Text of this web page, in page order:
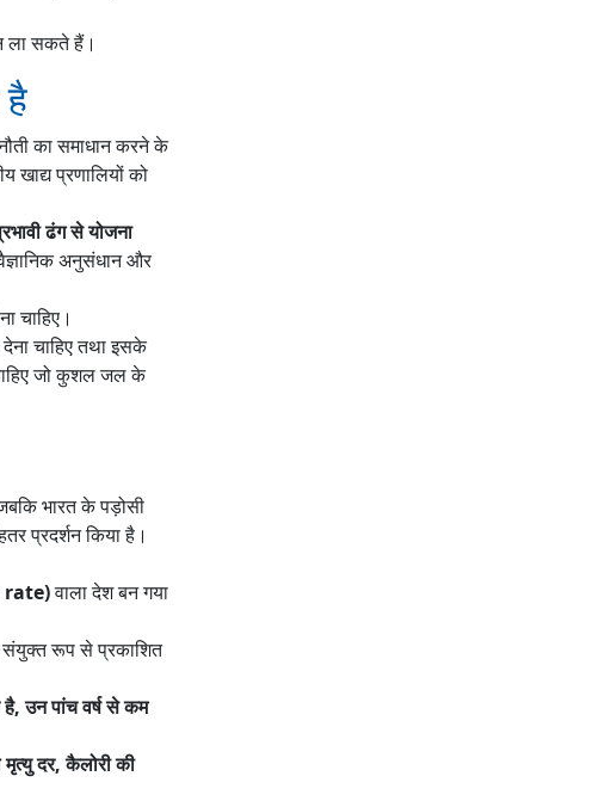
ला सकते हैं।
का समाधान करने के
खाद्य प्रणालियों को
ढंग से योजना
अनुसंधान और
चाहिए।
देना चाहिए तथा इसके
जो कुशल जल के
भारत के पड़ोसी
प्रदर्शन किया है।
वाला देश बन गया
संयुक्त रूप से प्रकाशित
उन पांच वर्ष से कम
दर, कैलोरी की